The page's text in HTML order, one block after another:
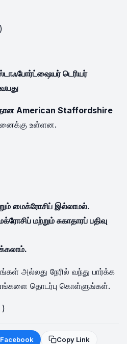
டெரியர்
American Staffordshire
உள்ளன.
மைக்ரோசிப் இல்லாமல்.
மற்றும் சுகாதாரப் பதிவு
அல்லது நேரில் வந்து பார்க்க
எங்களை தொடர்பு கொள்ளுங்கள்.
)
Facebook Copy Link